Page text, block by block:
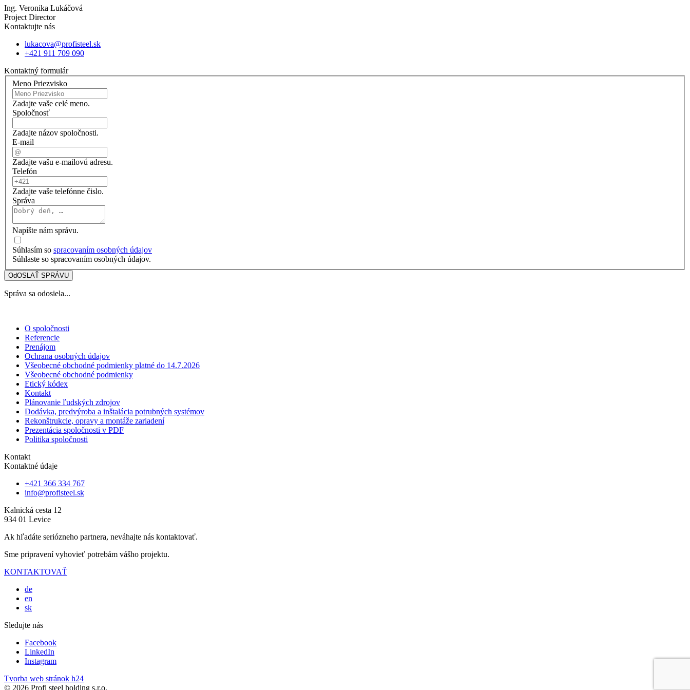
Ing. Veronika Lukáčová
Project Director
Kontaktujte nás
lukacova@profisteel.sk
+421 911 709 090
Kontaktný formulár
Meno Priezvisko
Zadajte vaše celé meno.
Spoločnosť
Zadajte názov spoločnosti.
E-mail
Zadajte vašu e-mailovú adresu.
Telefón
Zadajte vaše telefónne čislo.
Správa
Napíšte nám správu.
Súhlasím so spracovaním osobných údajov
Súhlaste so spracovaním osobných údajov.
OdOSLAŤ SPRÁVU
Správa sa odosiela...
O spoločnosti
Referencie
Prenájom
Ochrana osobných údajov
Všeobecné obchodné podmienky platné do 14.7.2026
Všeobecné obchodné podmienky
Etický kódex
Kontakt
Plánovanie ľudských zdrojov
Dodávka, predvýroba a inštalácia potrubných systémov
Rekonštrukcie, opravy a montáže zariadení
Prezentácia spoločnosti v PDF
Politika spoločnosti
Kontakt
Kontaktné údaje
+421 366 334 767
info@profisteel.sk
Kalnická cesta 12
934 01 Levice
Ak hľadáte seriózneho partnera, neváhajte nás kontaktovať.
Sme pripravení vyhovieť potrebám vášho projektu.
KONTAKTOVAŤ
de
en
sk
Sledujte nás
Facebook
LinkedIn
Instagram
Tvorba web stránok h24
© 2026 Profi steel holding s.r.o.